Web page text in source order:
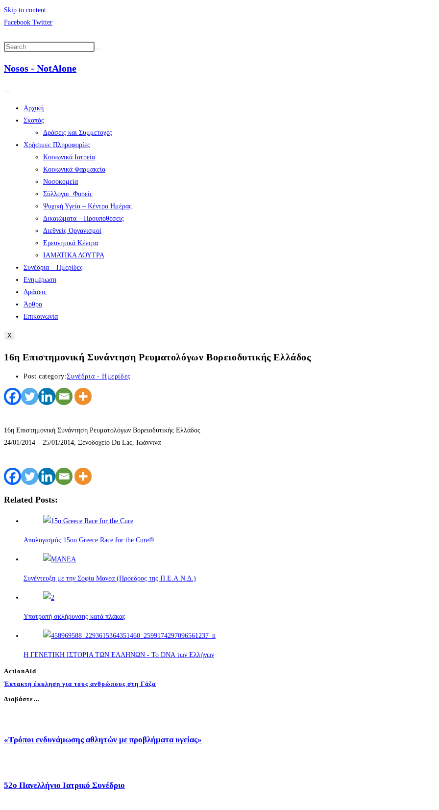
Skip to content
Facebook Twitter
Nosos - NotAlone
Αρχική
Σκοπός
Δράσεις και Συμμετοχές
Χρήσιμες Πληροφορίες
Κοινωνικά Ιατρεία
Κοινωνικά Φαρμακεία
Νοσοκομεία
Σύλλογοι, Φορείς
Ψυχική Υγεία – Κέντρα Ημέρας
Δικαιώματα – Προυποθέσεις
Διεθνείς Οργανισμοί
Ερευνητικά Κέντρα
ΙΑΜΑΤΙΚΑ ΛΟΥΤΡΑ
Συνέδρια – Ημερίδες
Ενημέρωση
Δράσεις
Άρθρα
Επικοινωνία
X
16η Επιστημονική Συνάντηση Ρευματολόγων Βορειοδυτικής Ελλάδος
Post category:Συνέδρια - Ημερίδες
16η Επιστημονική Συνάντηση Ρευματολόγων Βορειοδυτικής Ελλάδος
24/01/2014 – 25/01/2014, Ξενοδοχείο Du Lac, Ιωάννινα
Related Posts:
Απολογισμός 15ου Greece Race for the Cure®
Συνέντευξη με την Σοφία Μανέα (Πρόεδρος της Π.Ε.Α.Ν.Δ.)
Υποτροπή σκλήρυνσης κατά πλάκας
Η ΓΕΝΕΤΙΚΗ ΙΣΤΟΡΙΑ ΤΩΝ ΕΛΛΗΝΩΝ - Το DNA των Ελλήνων
ActionAid
Έκτακτη έκκληση για τους ανθρώπους στη Γάζα
Διαβάστε…
«Τρόποι ενδυνάμωσης αθλητών με προβλήματα υγείας»
52o Πανελλήνιο Ιατρικό Συνέδριο